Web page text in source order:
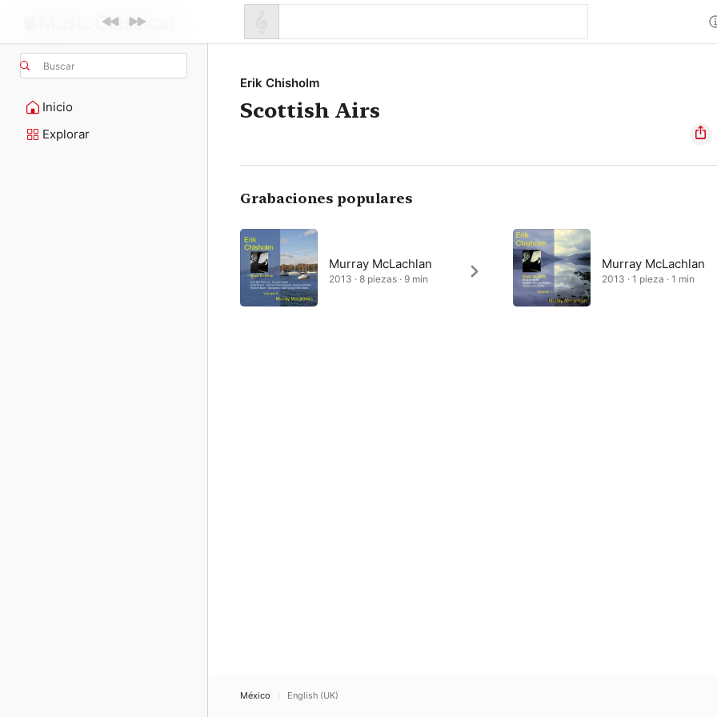
Buscar
Inicio
Explorar
Erik Chisholm
Scottish Airs
Grabaciones populares
Murray McLachlan
2013 · 8 piezas · 9 min
Murray McLachlan
2013 · 1 pieza · 1 min
México English (UK)